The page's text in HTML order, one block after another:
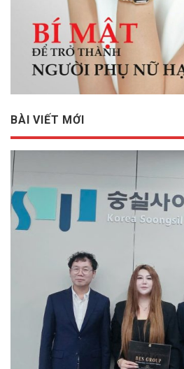
BÀI VIẾT MỚI